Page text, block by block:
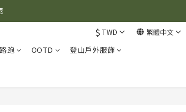
優惠！
$ TWD 繁體中文
跑 OOTD
登山戶外服飾